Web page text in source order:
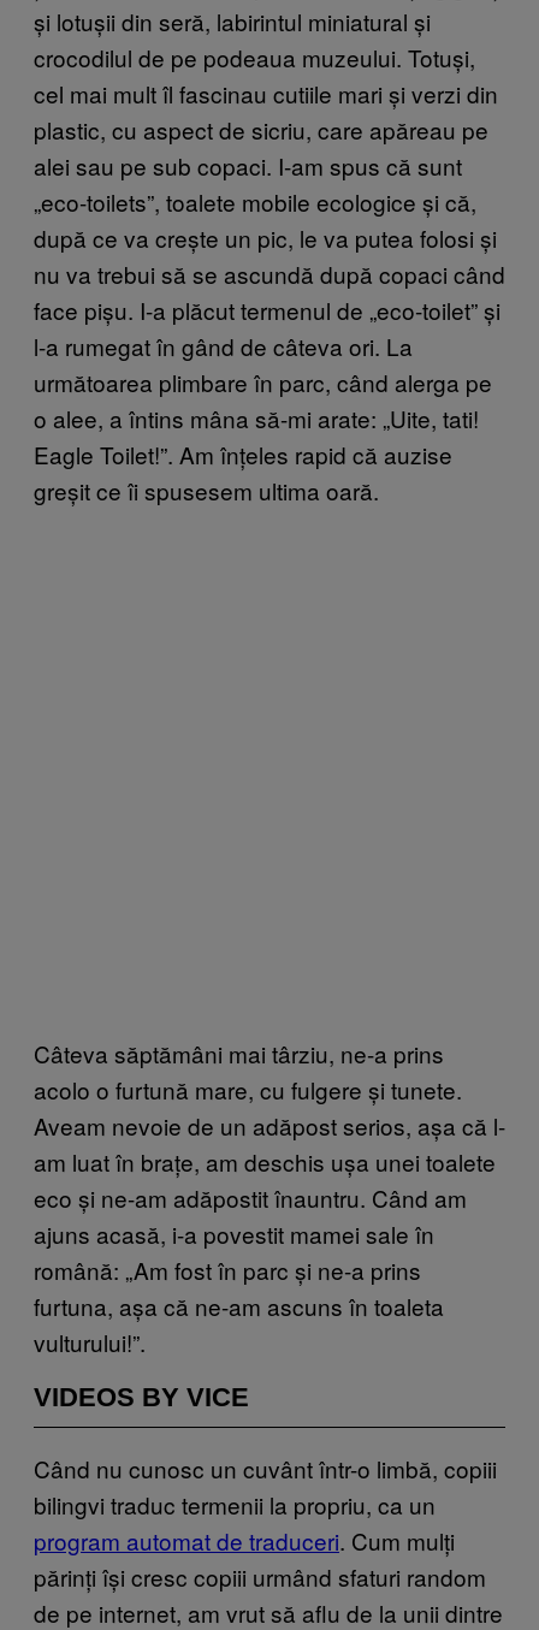
și lotușii din seră, labirintul miniatural și
crocodilul de pe podeaua muzeului. Totuși,
cel mai mult îl fascinau cutiile mari și verzi din
plastic, cu aspect de sicriu, care apăreau pe
alei sau pe sub copaci. I-am spus că sunt
„eco-toilets”, toalete mobile ecologice și că,
după ce va crește un pic, le va putea folosi și
nu va trebui să se ascundă după copaci când
face pișu. I-a plăcut termenul de „eco-toilet” și
l-a rumegat în gând de câteva ori. La
următoarea plimbare în parc, când alerga pe
o alee, a întins mâna să-mi arate: „Uite, tati!
Eagle Toilet!”. Am înțeles rapid că auzise
greșit ce îi spusesem ultima oară.
Câteva săptămâni mai târziu, ne-a prins
acolo o furtună mare, cu fulgere și tunete.
Aveam nevoie de un adăpost serios, așa că l-
am luat în brațe, am deschis ușa unei toalete
eco și ne-am adăpostit înauntru. Când am
ajuns acasă, i-a povestit mamei sale în
română: „Am fost în parc și ne-a prins
furtuna, așa că ne-am ascuns în toaleta
vulturului!”.
VIDEOS BY VICE
Când nu cunosc un cuvânt într-o limbă, copiii
bilingvi traduc termenii la propriu, ca un
program automat de traduceri. Cum mulți
părinți își cresc copiii urmând sfaturi random
de pe internet, am vrut să aflu de la unii dintre